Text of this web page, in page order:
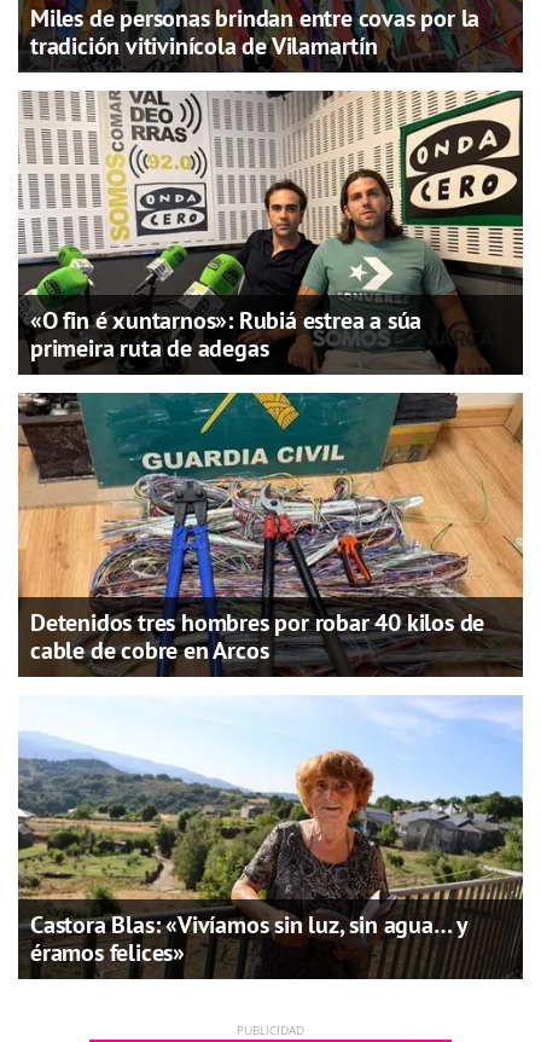
Miles de personas brindan entre covas por la
tradición vitivinícola de Vilamartín
«O fin é xuntarnos»: Rubiá estrea a súa
primeira ruta de adegas
Detenidos tres hombres por robar 40 kilos de
cable de cobre en Arcos
Castora Blas: «Vivíamos sin luz, sin agua… y
éramos felices»